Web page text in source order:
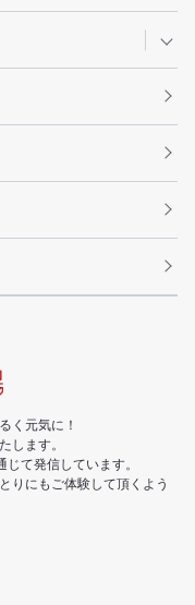
く元気に！
します。
て発信しています。
りにもご体験して頂くよう